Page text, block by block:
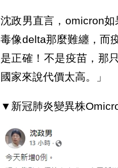
沈政男直言，omicron
毒像delta那麼難纏，而
是正確！不是疫苗，那
國家來說代價太高。」
▼新冠肺炎變異株